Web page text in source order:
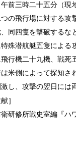
午前三時二十五分（
の飛行場に対する攻
同四隻を撃破するな
殊潜航艇五隻による
行機二十九機、戦死
米側によって探知さ
し、攻撃の翌日に
］
研修所戦史室編『ハ